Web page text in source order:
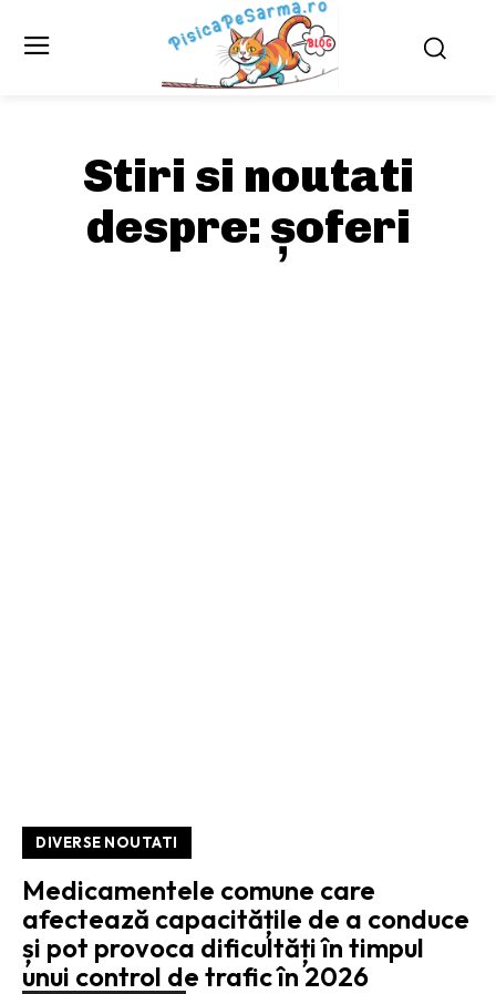
Stiri si noutati
despre: șoferi
DIVERSE NOUTATI
Medicamentele comune care
afectează capacitățile de a conduce
și pot provoca dificultăți în timpul
unui control de trafic în 2026